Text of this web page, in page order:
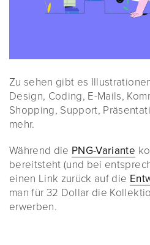
Zu sehen gibt es
Design, Coding, E-Mails,
Shopping, Support,
mehr.
Während die PNG-Variante
bereitsteht (und bei
einen Link zurück auf die
man für 32 Dollar die
erwerben.